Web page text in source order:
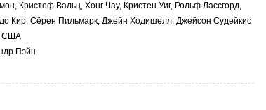
Кристоф Вальц, Хонг Чау, Кристен Уиг, Рольф Лассгорд,
Кир, Сёрен Пильмарк, Джейн Ходишелл, Джейсон Судейкис
США
Пэйн